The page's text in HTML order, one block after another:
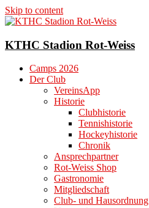
Skip to content
KTHC Stadion Rot-Weiss
Camps 2026
Der Club
VereinsApp
Historie
Clubhistorie
Tennishistorie
Hockeyhistorie
Chronik
Ansprechpartner
Rot-Weiss Shop
Gastronomie
Mitgliedschaft
Club- und Hausordnung